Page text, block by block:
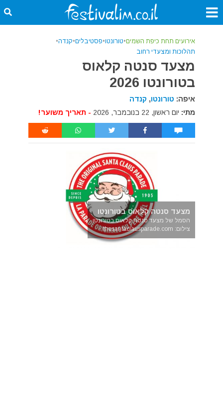
אירועים תחת כיפת השמים•טורונטו•פסטיבלים•קנדה•
תהלוכות ומצעדי רחוב
מצעד סנטה קלאוס
בטורונטו 2026
איפה: טורונטו, קנדה
מתי: יום ראשון, 22 בנובמבר, 2026 - תאריך משוער!
מצעד סנטה קלאוס בטורונטו
הסמל של מצעד סנטה קלאוס בטורונטו
צילום: thesantaclausparade.com